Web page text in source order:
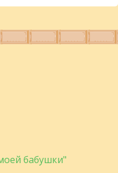
бабушки"